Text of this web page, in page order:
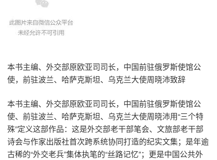
本书主编、外交部原欧亚司司长，中国前驻俄罗斯使馆公
使，前驻波兰、哈萨克斯坦、乌克兰大使周晓沛致辞
本书主编、外交部原欧亚司司长，中国前驻俄罗斯使馆公
使、前驻波兰、哈萨克斯坦、乌克兰大使周晓沛用“三个特
殊”定义这部作品：这是外交部老干部笔会、文旅部老干部
诗会与作家出版社首次跨系统协同打造的纪实文集；是年逾
古稀的“外交老兵”集体执笔的“丝路记忆”；更是中国公共外